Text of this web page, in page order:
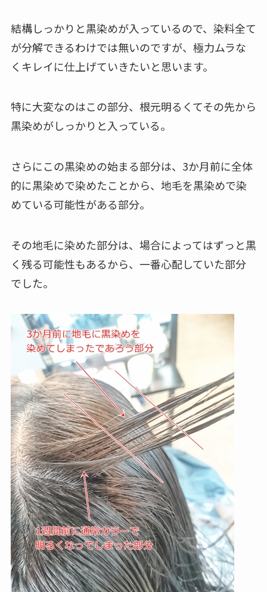
結構しっかりと黒染めが入っているので、染料全て
が分解できるわけでは無いのですが、極力ムラな
くキレイに仕上げていきたいと思います。
特に大変なのはこの部分、根元明るくてその先から
黒染めがしっかりと入っている。
さらにこの黒染めの始まる部分は、3か月前に全体
的に黒染めで染めたことから、地毛を黒染めで染
めている可能性がある部分。
その地毛に染めた部分は、場合によってはずっと黒
く残る可能性もあるから、一番心配していた部分
でした。